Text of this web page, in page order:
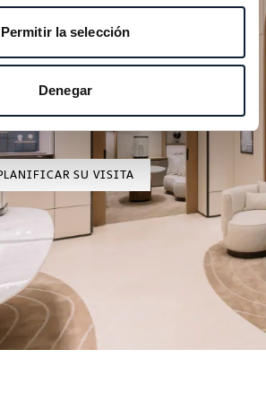
Permitir la selección
Denegar
su momento de
excepción
creaciones relojeras en una de
nuestras boutiques.
SU VISITA